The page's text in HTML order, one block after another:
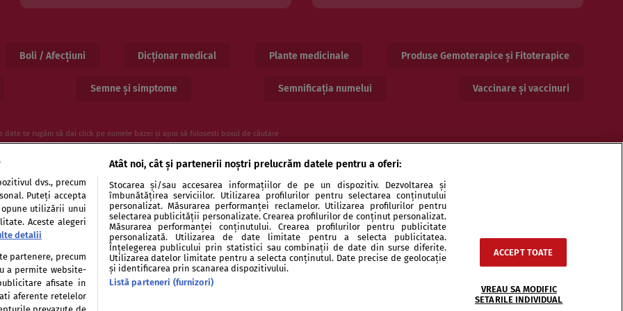
Boli / Afecțiuni Dicționar medical Plante medicinale Produse Gemoterapice și Fitoterapice
Semne și simptome Semnificația numelui Vaccinare și vaccinuri
date te rugăm să dai click pe numele bazei și apoi să folosesti boxul de căutare
Politica de cookies Publicitate Autori și specialiști Echipa Contact Sitemap
dvs., precum
Puteți accepta
utilizării unui
Aceste alegeri
detalii
partenere, precum
a permite website-
afisate in
aferente retelelor
Atât noi, cât și partenerii noștri prelucrăm datele pentru a oferi:
Stocarea și/sau accesarea informațiilor de pe un dispozitiv. Dezvoltarea și
îmbunătățirea serviciilor. Utilizarea profilurilor pentru selectarea conținutului
personalizat. Măsurarea performanței reclamelor. Utilizarea profilurilor pentru
selectarea publicității personalizate. Crearea profilurilor de conținut personalizat.
Măsurarea performanței conținutului. Crearea profilurilor pentru publicitate
personalizată. Utilizarea de date limitate pentru a selecta publicitatea.
Înțelegerea publicului prin statistici sau combinații de date din surse diferite.
Utilizarea datelor limitate pentru a selecta conținutul. Date precise de geolocație
și identificarea prin scanarea dispozitivului.
Listă parteneri (furnizori)
ACCEPT TOATE
VREAU SA MODIFIC
SETARILE INDIVIDUAL